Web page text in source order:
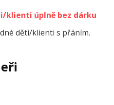
klienti úplně bez dárku
děti/klienti s přáním.